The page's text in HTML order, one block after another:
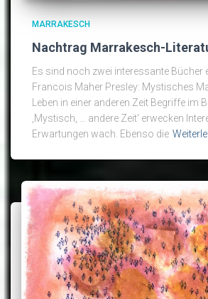
MARRAKESCH
Nachtrag Marrakesch-
Es sind noch zwei interessante Bücher
Francois Maher Presley: Mystisches
Leben in einer anderen Zeit Begriffe im
‚Mystisch, … andere Zeit‘ erwecken
Erwartungen wach. Ebenso die